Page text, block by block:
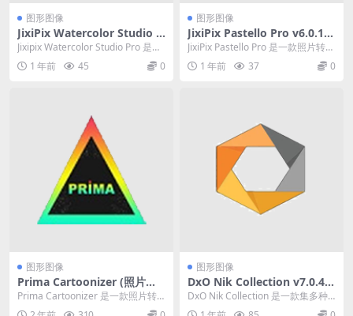
图形图像
JixiPix Watercolor Studio P
ro v1.4.20 图片水彩画绘制软
件激活版
Jixipix Watercolor Studio Pro 是一
款专为中国水彩画...
1 年前 45 0
图形图像
JixiPix Pastello Pro v6.0.10
2 照片转铅笔画软件激活版
JixiPix Pastello Pro 是一款照片转铅
笔画软件，可以很容易地拍...
1 年前 37 0
图形图像
Prima Cartoonizer (照片转
为卡通软件）v5.2.6 英文破解
Prima Cartoonizer 是一款照片转
为卡通软件。只需点击几下鼠标，
图形图像
DxO Nik Collection v7.0.40
1（图像处理创意插件）
DxO Nik Collection 是一款集多种
图像处理功能于一身的强大插件